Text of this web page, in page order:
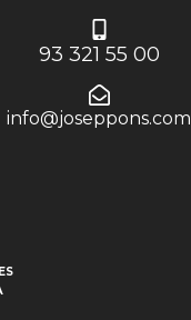
93 321 55 00
info@joseppons.com